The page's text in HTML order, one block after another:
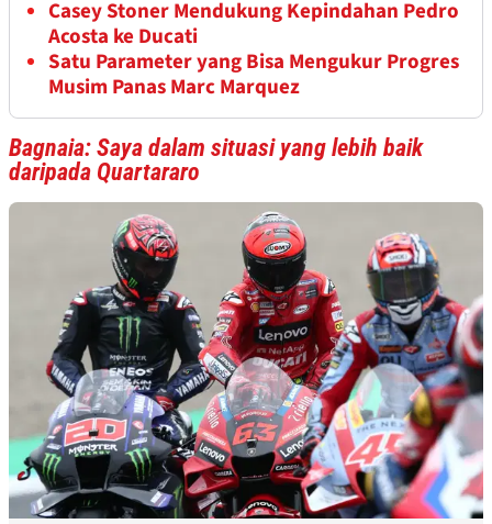
Casey Stoner Mendukung Kepindahan Pedro
Acosta ke Ducati
Satu Parameter yang Bisa Mengukur Progres
Musim Panas Marc Marquez
Bagnaia: Saya dalam situasi yang lebih baik
daripada Quartararo